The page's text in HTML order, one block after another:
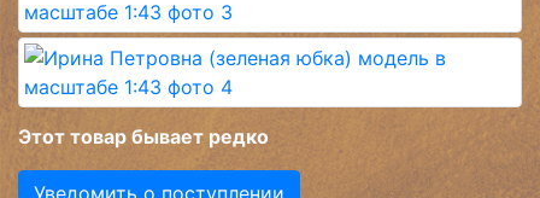
Этот товар бывает редко